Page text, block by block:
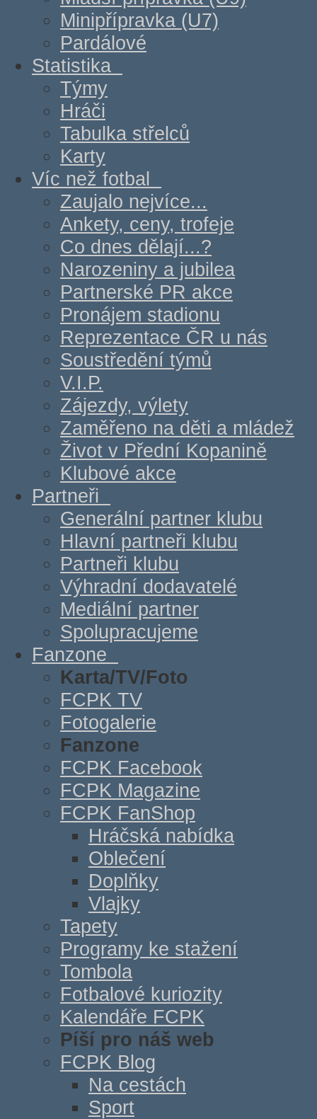
Minipřípravka (U7)
Pardálové
Statistika
Týmy
Hráči
Tabulka střelců
Karty
Víc než fotbal
Zaujalo nejvíce...
Ankety, ceny, trofeje
Co dnes dělají...?
Narozeniny a jubilea
Partnerské PR akce
Pronájem stadionu
Reprezentace ČR u nás
Soustředění týmů
V.I.P.
Zájezdy, výlety
Zaměřeno na děti a mládež
Život v Přední Kopanině
Klubové akce
Partneři
Generální partner klubu
Hlavní partneři klubu
Partneři klubu
Výhradní dodavatelé
Mediální partner
Spolupracujeme
Fanzone
Karta/TV/Foto
FCPK TV
Fotogalerie
Fanzone
FCPK Facebook
FCPK Magazine
FCPK FanShop
Hráčská nabídka
Oblečení
Doplňky
Vlajky
Tapety
Programy ke stažení
Tombola
Fotbalové kuriozity
Kalendáře FCPK
Píší pro náš web
FCPK Blog
Na cestách
Sport